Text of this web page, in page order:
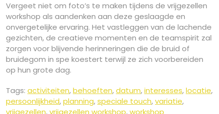
Vergeet niet om foto’s te maken tijdens de vrijgezellen
workshop als aandenken aan deze geslaagde en
onvergetelijke ervaring. Het vastleggen van de lachende
gezichten, de creatieve momenten en de teamspirit zal
zorgen voor blijvende herinneringen die de bruid of
bruidegom in spe koestert terwijl ze zich voorbereiden
op hun grote dag.
Tags: activiteiten,behoeften,datum,interesses,locatie,
persoonlijkheid,planning,speciale touch,variatie,
vrijgezellen,vrijgezellen workshop,workshop